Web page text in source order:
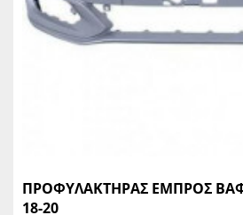
ΠΡΟΦΥΛΑΚΤΗΡΑΣ ΕΜΠΡΟΣ
18-20